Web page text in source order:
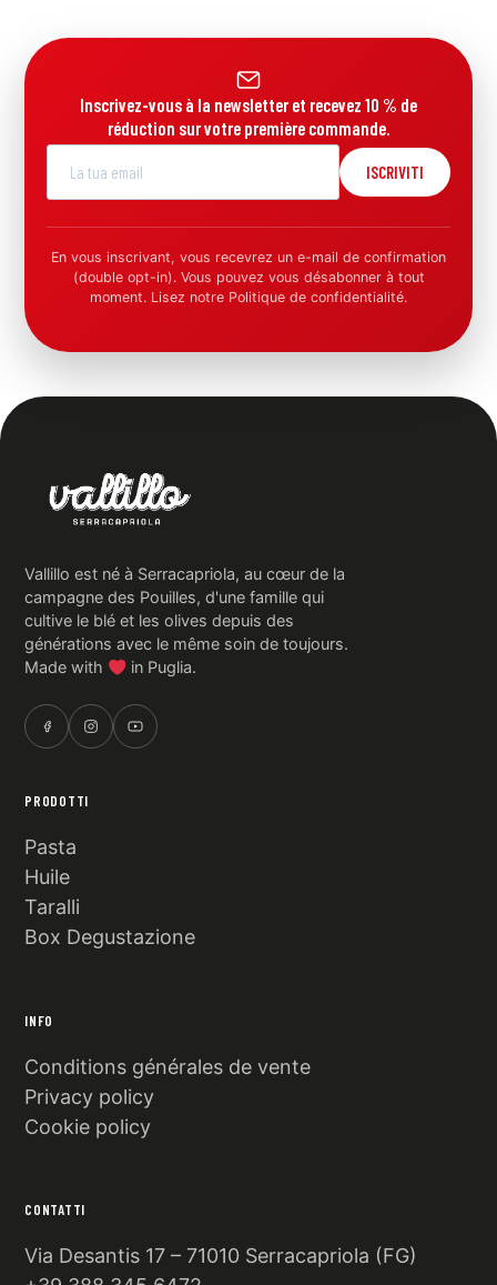
Inscrivez-vous à la newsletter et recevez 10 % de
réduction sur votre première commande.
ISCRIVITI
En vous inscrivant, vous recevrez un e-mail de confirmation
(double opt-in). Vous pouvez vous désabonner à tout
moment. Lisez notre Politique de confidentialité.
Vallillo est né à Serracapriola, au cœur de la
campagne des Pouilles, d'une famille qui
cultive le blé et les olives depuis des
générations avec le même soin de toujours.
Made with
in Puglia.
PRODOTTI
Pasta
Huile
Taralli
Box Degustazione
INFO
Conditions générales de vente
Privacy policy
Cookie policy
CONTATTI
Via Desantis 17 – 71010 Serracapriola (FG)